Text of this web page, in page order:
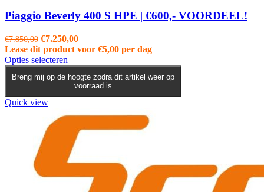
Piaggio Beverly 400 S HPE | €600,- VOORDEEL!
€7.850,00 Oorspronkelijke
prijs
was:
€7.850,00.
€7.250,00Huidige
prijs
€7.250,00.
Lease dit product voor €5,00 per dag
Opties selecteren
product
heeft
meerdere
Deze
kan
gekozen
worden
op
de
productpagina
Breng mij op de hoogte zodra dit artikel weer op
voorraad is
Quick view